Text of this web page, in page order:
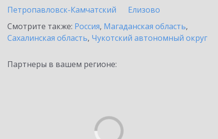
Петропавловск-Камчатский
Елизово
Смотрите также: Россия, Магаданская область,
Сахалинская область, Чукотский автономный округ
Партнеры в вашем регионе: